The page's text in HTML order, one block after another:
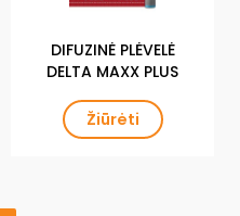
DIFUZINĖ PLĖVELĖ
DELTA MAXX PLUS
Žiūrėti